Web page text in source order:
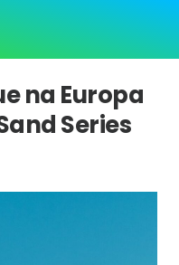
na Europa
Series